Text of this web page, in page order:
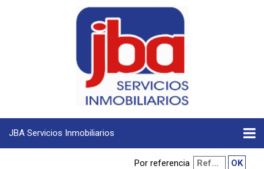
JBA Servicios Inmobiliarios
Por referencia